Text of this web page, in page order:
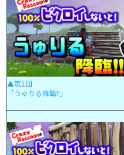
▲第1回
「うゅりる降臨!!」